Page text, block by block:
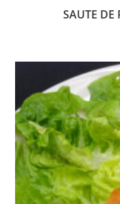
SAUTE DE